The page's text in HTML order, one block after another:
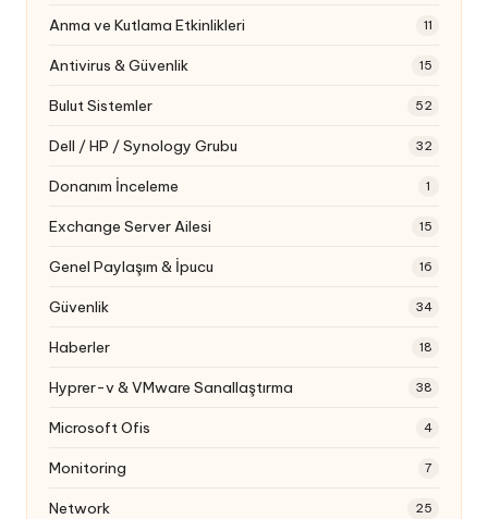
Anma ve Kutlama Etkinlikleri 11
Antivirus & Güvenlik 15
Bulut Sistemler 52
Dell / HP / Synology Grubu 32
Donanım İnceleme 1
Exchange Server Ailesi 15
Genel Paylaşım & İpucu 16
Güvenlik 34
Haberler 18
Hyprer-v & VMware Sanallaştırma 38
Microsoft Ofis 4
Monitoring 7
Network 25